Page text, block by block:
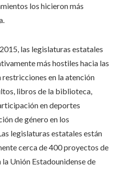
los hicieron más
las legislaturas estatales
más hostiles hacia las
restricciones en la atención
libros de la biblioteca,
en deportes
de género en los
legislaturas estatales están
cerca de 400 proyectos de
Unión Estadounidense de